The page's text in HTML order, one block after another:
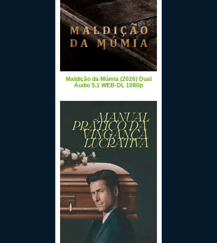
Maldição da Múmia (2026) Dual
Áudio 5.1 WEB-DL 1080p